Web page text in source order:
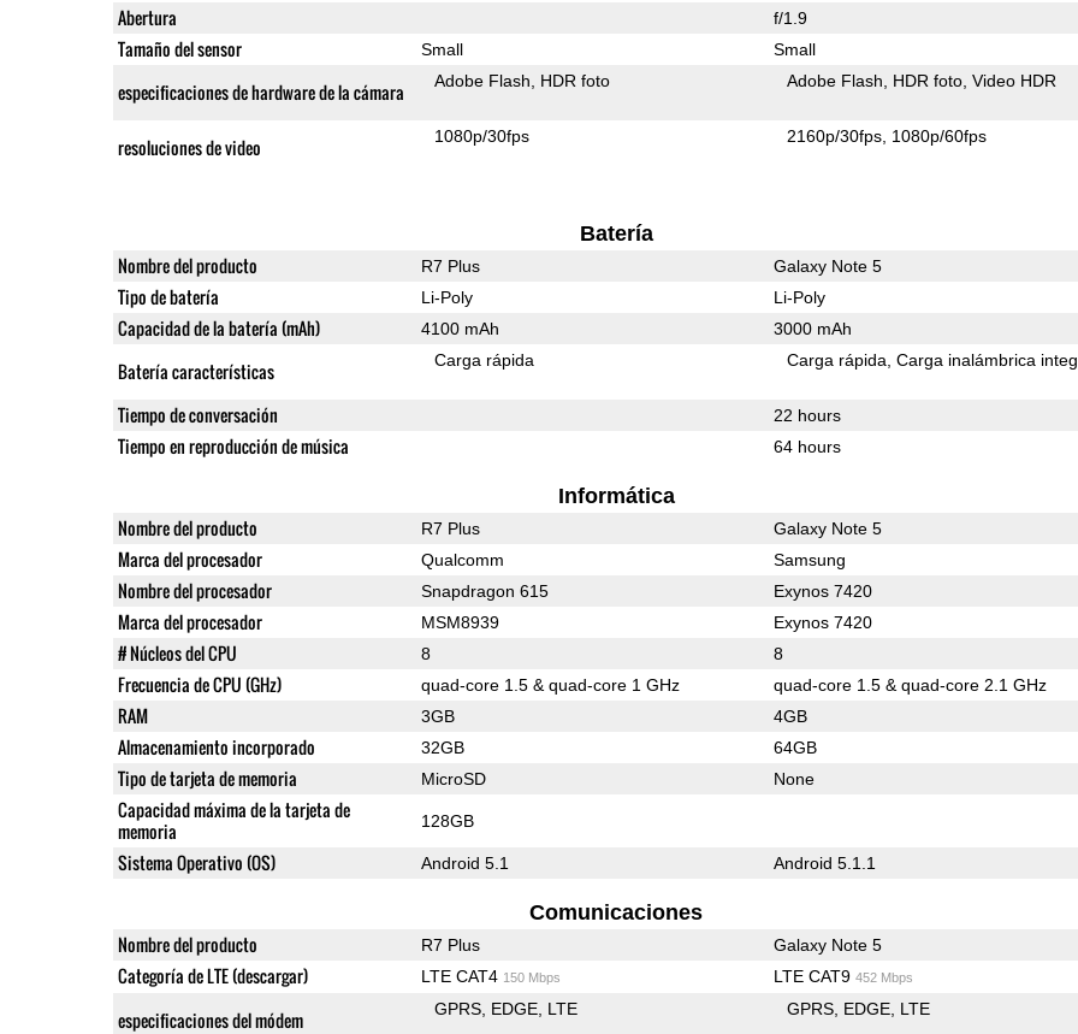
Abertura f/1.9
Tamaño del sensor Small Small
especificaciones de hardware de la cámara Adobe Flash HDR foto Adobe Flash HDR foto Video HDR
resoluciones de video 1080p/30fps 2160p/30fps 1080p/60fps
Batería
Nombre del producto R7 Plus Galaxy Note 5
Tipo de batería Li-Poly Li-Poly
Capacidad de la batería (mAh) 4100 mAh 3000 mAh
Batería características Carga rápida Carga rápida Carga inalámbrica
Tiempo de conversación 22 hours
Tiempo en reproducción de música 64 hours
Informática
Nombre del producto R7 Plus Galaxy Note 5
Marca del procesador Qualcomm Samsung
Nombre del procesador Snapdragon 615 Exynos 7420
Marca del procesador MSM8939 Exynos 7420
# Núcleos del CPU 8 8
Frecuencia de CPU (GHz) quad-core 1.5 & quad-core 1 GHz quad-core 1.5 & quad-core 2.1 GHz
RAM 3GB 4GB
Almacenamiento incorporado 32GB 64GB
Tipo de tarjeta de memoria MicroSD None
Capacidad máxima de la tarjeta de
memoria
128GB
Sistema Operativo (OS) Android 5.1 Android 5.1.1
Comunicaciones
Nombre del producto R7 Plus Galaxy Note 5
Categoría de LTE (descargar) LTE CAT4 150 Mbps LTE CAT9 452 Mbps
especificaciones del módem GPRS EDGE LTE GPRS EDGE LTE